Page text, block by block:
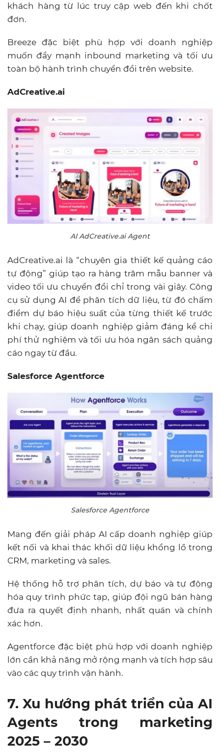
khách hàng từ lúc truy cập web đến khi chốt
đơn.
Breeze đặc biệt phù hợp với doanh nghiệp
muốn đẩy mạnh inbound marketing và tối ưu
toàn bộ hành trình chuyển đổi trên website.
AdCreative.ai
AI AdCreative.ai Agent
AdCreative.ai là “chuyên gia thiết kế quảng cáo
tự động” giúp tạo ra hàng trăm mẫu banner và
video tối ưu chuyển đổi chỉ trong vài giây. Công
cụ sử dụng AI để phân tích dữ liệu, từ đó chấm
điểm dự báo hiệu suất của từng thiết kế trước
khi chạy, giúp doanh nghiệp giảm đáng kể chi
phí thử nghiệm và tối ưu hóa ngân sách quảng
cáo ngay từ đầu.
Salesforce Agentforce
Salesforce Agentforce
Mang đến giải pháp AI cấp doanh nghiệp giúp
kết nối và khai thác khối dữ liệu khổng lồ trong
CRM, marketing và sales.
Hệ thống hỗ trợ phân tích, dự báo và tự động
hóa quy trình phức tạp, giúp đội ngũ bán hàng
đưa ra quyết định nhanh, nhất quán và chính
xác hơn.
Agentforce đặc biệt phù hợp với doanh nghiệp
lớn cần khả năng mở rộng mạnh và tích hợp sâu
vào các quy trình vận hành.
7. Xu hướng phát triển của AI
Agents trong marketing
2025 – 2030